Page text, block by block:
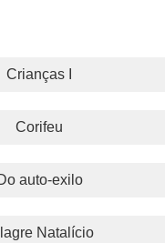
Crianças I
Corifeu
auto-exilo
Natalício